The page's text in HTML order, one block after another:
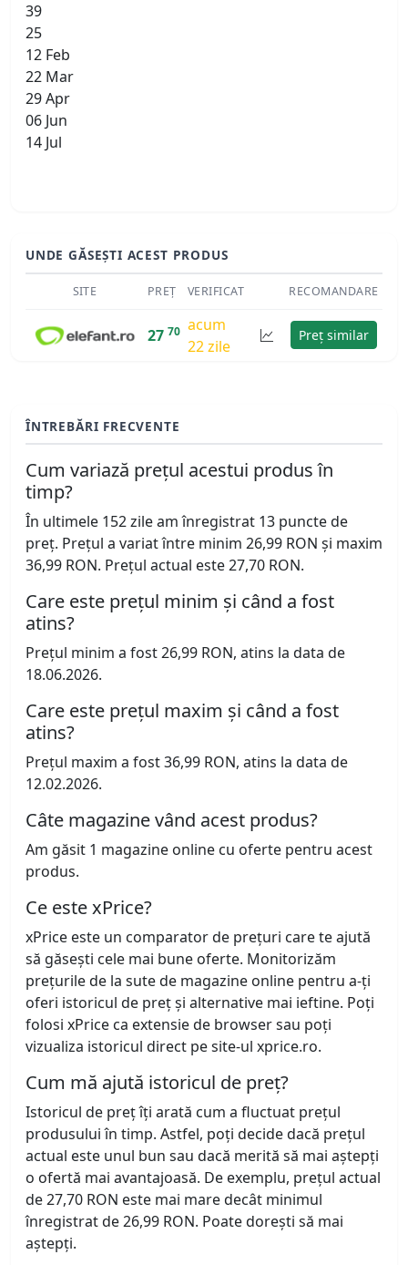
39
25
12 Feb
22 Mar
29 Apr
06 Jun
14 Jul
UNDE GĂSEȘTI ACEST PRODUS
SITE PREȚ VERIFICAT RECOMANDARE
27 70 acum
22 zile
Preț similar
ÎNTREBĂRI FRECVENTE
Cum variază prețul acestui produs în
timp?
În ultimele 152 zile am înregistrat 13 puncte de
preț. Prețul a variat între minim 26,99 RON și maxim
36,99 RON. Prețul actual este 27,70 RON.
Care este prețul minim și când a fost
atins?
Prețul minim a fost 26,99 RON, atins la data de
18.06.2026.
Care este prețul maxim și când a fost
atins?
Prețul maxim a fost 36,99 RON, atins la data de
12.02.2026.
Câte magazine vând acest produs?
Am găsit 1 magazine online cu oferte pentru acest
produs.
Ce este xPrice?
xPrice este un comparator de prețuri care te ajută
să găsești cele mai bune oferte. Monitorizăm
prețurile de la sute de magazine online pentru a-ți
oferi istoricul de preț și alternative mai ieftine. Poți
folosi xPrice ca extensie de browser sau poți
vizualiza istoricul direct pe site-ul xprice.ro.
Cum mă ajută istoricul de preț?
Istoricul de preț îți arată cum a fluctuat prețul
produsului în timp. Astfel, poți decide dacă prețul
actual este unul bun sau dacă merită să mai aștepți
o ofertă mai avantajoasă. De exemplu, prețul actual
de 27,70 RON este mai mare decât minimul
înregistrat de 26,99 RON. Poate dorești să mai
aștepți.